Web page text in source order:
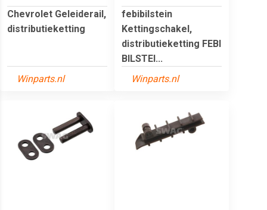
Chevrolet Geleiderail,
distributieketting
Winparts.nl
febibilstein
Kettingschakel,
distributieketting FEBI
BILSTEI...
Winparts.nl